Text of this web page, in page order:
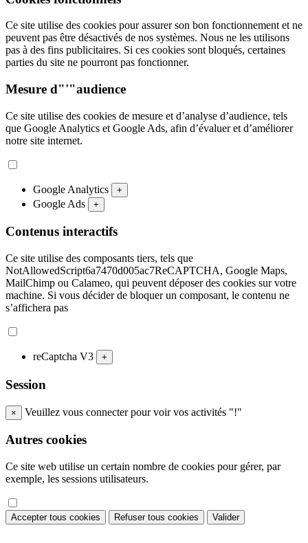
Ce site utilise des cookies pour assurer son bon fonctionnement et ne
peuvent pas être désactivés de nos systèmes. Nous ne les utilisons
pas à des fins publicitaires. Si ces cookies sont bloqués, certaines
parties du site ne pourront pas fonctionner.
Mesure d"'"audience
Ce site utilise des cookies de mesure et d’analyse d’audience, tels
que Google Analytics et Google Ads, afin d’évaluer et d’améliorer
notre site internet.
Google Analytics +
Google Ads +
Contenus interactifs
Ce site utilise des composants tiers, tels que
NotAllowedScript6a7470d005ac7ReCAPTCHA, Google Maps,
MailChimp ou Calameo, qui peuvent déposer des cookies sur votre
machine. Si vous décider de bloquer un composant, le contenu ne
s’affichera pas
reCaptcha V3 +
Session
× Veuillez vous connecter pour voir vos activités "!"
Autres cookies
Ce site web utilise un certain nombre de cookies pour gérer, par
exemple, les sessions utilisateurs.
Accepter tous cookies Refuser tous cookies Valider